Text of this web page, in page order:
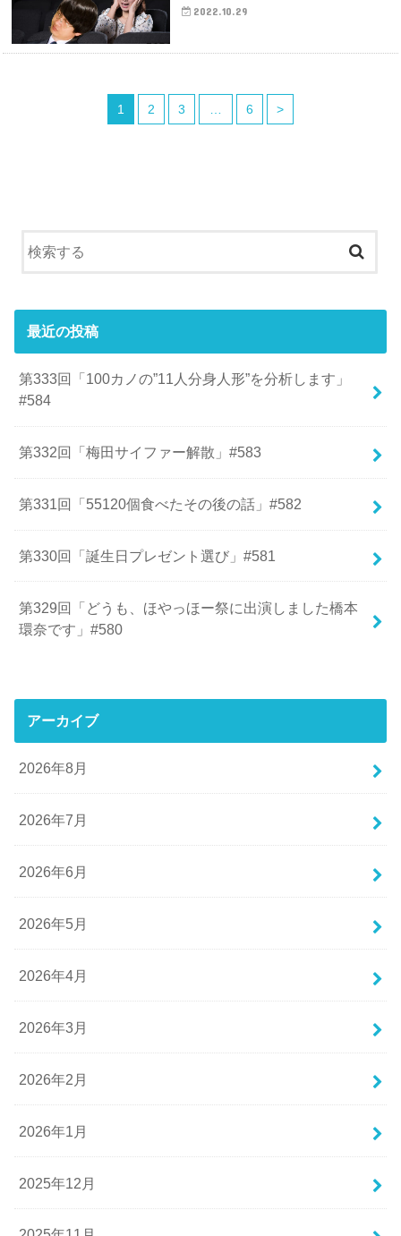
2022.10.29
1 2 3 6 >
最近の投稿
第333回「100カノの”11人分身人形”を分析します」
#584
第332回「梅田サイファー解散」#583
第331回「55120個食べたその後の話」#582
第330回「誕生日プレゼント選び」#581
第329回「どうも、ほやっほー祭に出演しました橋本
環奈です」#580
アーカイブ
2026年8月
2026年7月
2026年6月
2026年5月
2026年4月
2026年3月
2026年2月
2026年1月
2025年12月